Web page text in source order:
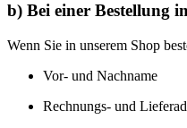
b) Bei einer Bestellung
Wenn Sie in unserem Shop
Vor- und Nachname
Rechnungs- und